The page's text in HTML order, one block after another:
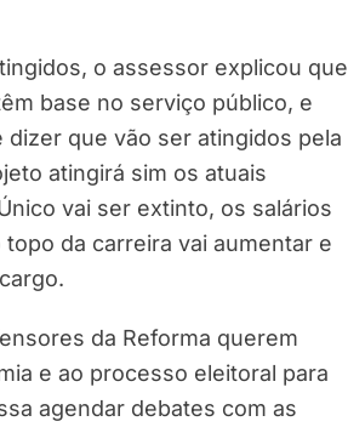
o assessor explicou que
base no serviço público, e
que vão ser atingidos pela
atingirá sim os atuais
vai ser extinto, os salários
da carreira vai aumentar e
da Reforma querem
e ao processo eleitoral para
agendar debates com as